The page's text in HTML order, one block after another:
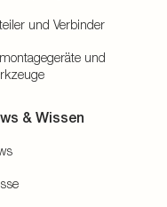
und Verbinder
und
& Wissen